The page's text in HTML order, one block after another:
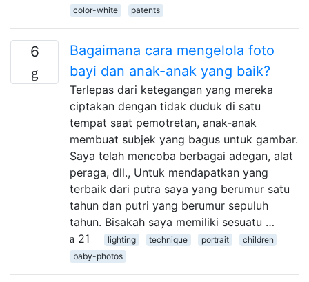
color-white
patents
6
Bagaimana cara mengelola foto
bayi dan anak-anak yang baik?
Terlepas dari ketegangan yang mereka
ciptakan dengan tidak duduk di satu
tempat saat pemotretan, anak-anak
membuat subjek yang bagus untuk gambar.
Saya telah mencoba berbagai adegan, alat
peraga, dll., Untuk mendapatkan yang
terbaik dari putra saya yang berumur satu
tahun dan putri yang berumur sepuluh
tahun. Bisakah saya memiliki sesuatu …
21
lighting technique portrait
children
baby-photos